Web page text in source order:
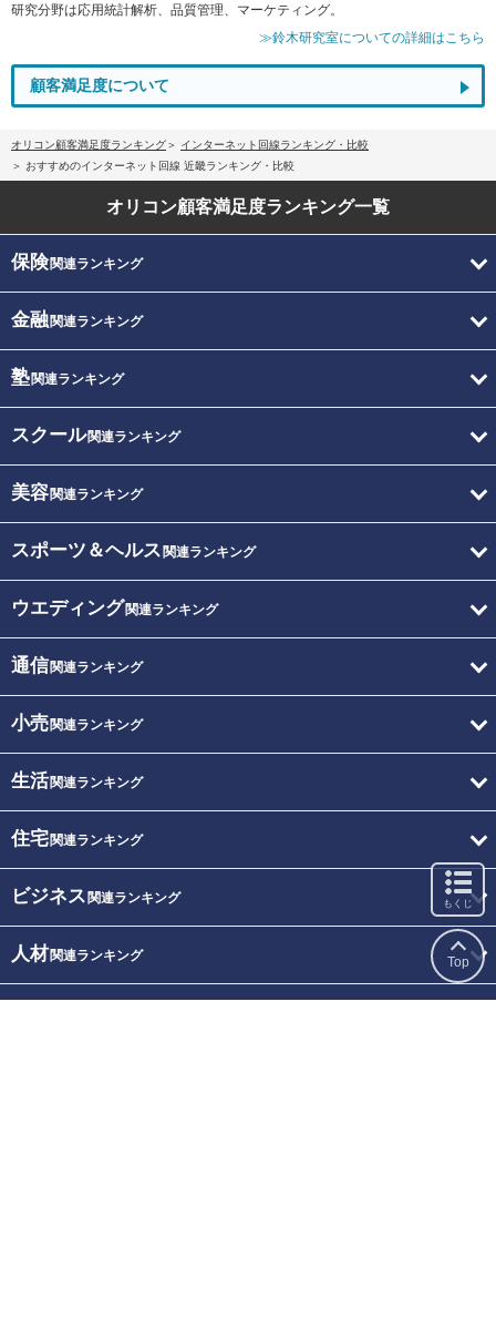
研究分野は応用統計解析、品質管理、マーケティング。
≫鈴木研究室についての詳細はこちら
顧客満足度について
オリコン顧客満足度ランキング
インターネット回線ランキング・比較
おすすめのインターネット回線 近畿ランキング・比較
オリコン顧客満足度ランキング一覧
保険関連ランキング
金融関連ランキング
塾関連ランキング
スクール関連ランキング
美容関連ランキング
スポーツ＆ヘルス 関連ランキング
ウエディング関連ランキング
通信関連ランキング
小売関連ランキング
生活関連ランキング
住宅関連ランキング
ビジネス 関連ランキング
人材関連ランキング
もくじ
Top